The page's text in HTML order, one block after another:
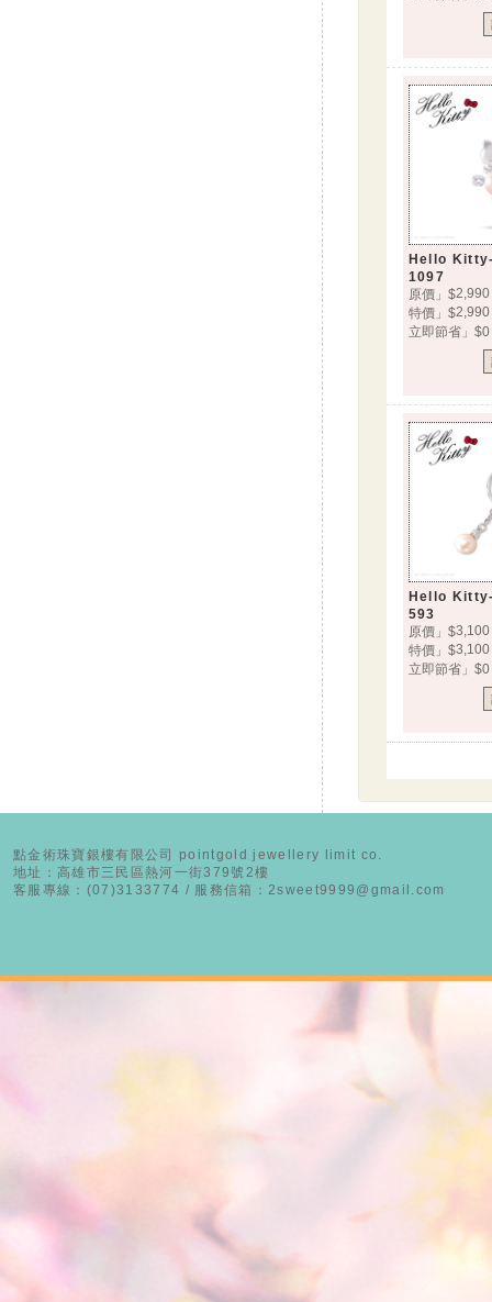
Hello Kitty-
1097
原價」$2,990
特價」$2,990
立即節省」$0
Hello Kitty-
593
原價」$3,100
特價」$3,100
立即節省」$0
點金術珠寶銀樓有限公司 pointgold jewellery limit co.
地址：高雄市三民區熱河一街379號2樓
客服專線：(07)3133774 / 服務信箱：2sweet9999@gmail.com